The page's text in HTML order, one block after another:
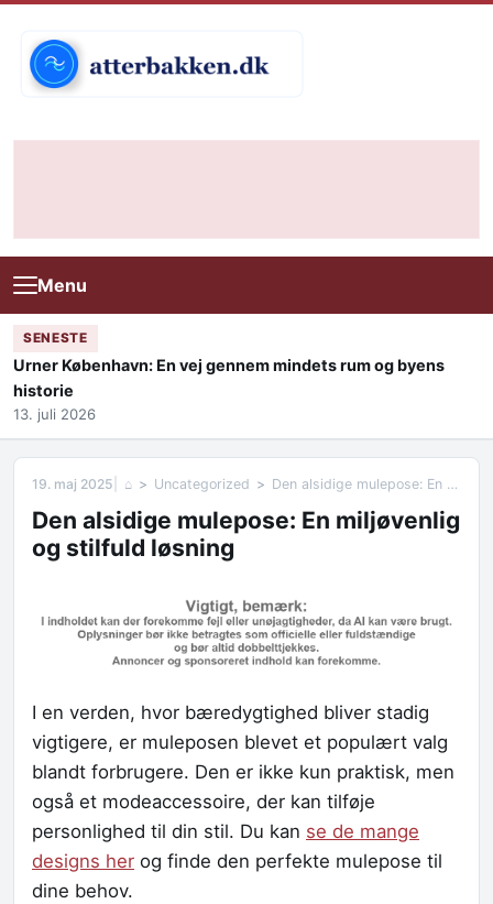
Menu
SENESTE
Urner København: En vej gennem mindets rum og byens
historie
13. juli 2026
19. maj 2025 ⌂ Uncategorized Den alsidige mulepose: En miljøvenlig og stilfuld løsning
Den alsidige mulepose: En miljøvenlig
og stilfuld løsning
I en verden, hvor bæredygtighed bliver stadig
vigtigere, er muleposen blevet et populært valg
blandt forbrugere. Den er ikke kun praktisk, men
også et modeaccessoire, der kan tilføje
personlighed til din stil. Du kan se de mange
designs her og finde den perfekte mulepose til
dine behov.